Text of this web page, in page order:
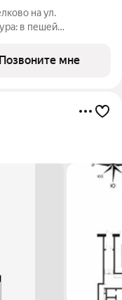
на ул.
в пешей
расположены
и
Позвоните мне